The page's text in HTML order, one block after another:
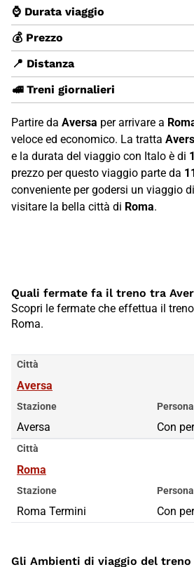
⌚ Durata viaggio
💰 Prezzo
📍 Distanza
🚅 Treni giornalieri
Partire da Aversa per arrivare a
veloce ed economico. La tratta
e la durata del viaggio con Italo è di
prezzo per questo viaggio parte da
conveniente per godersi un viaggio
visitare la bella città di Roma.
Quali fermate fa il treno tra
Scopri le fermate che effettua il
Roma.
Città
Aversa
Stazione
Aversa Con
Città
Roma
Stazione
Roma Termini Con
Gli Ambienti di viaggio del